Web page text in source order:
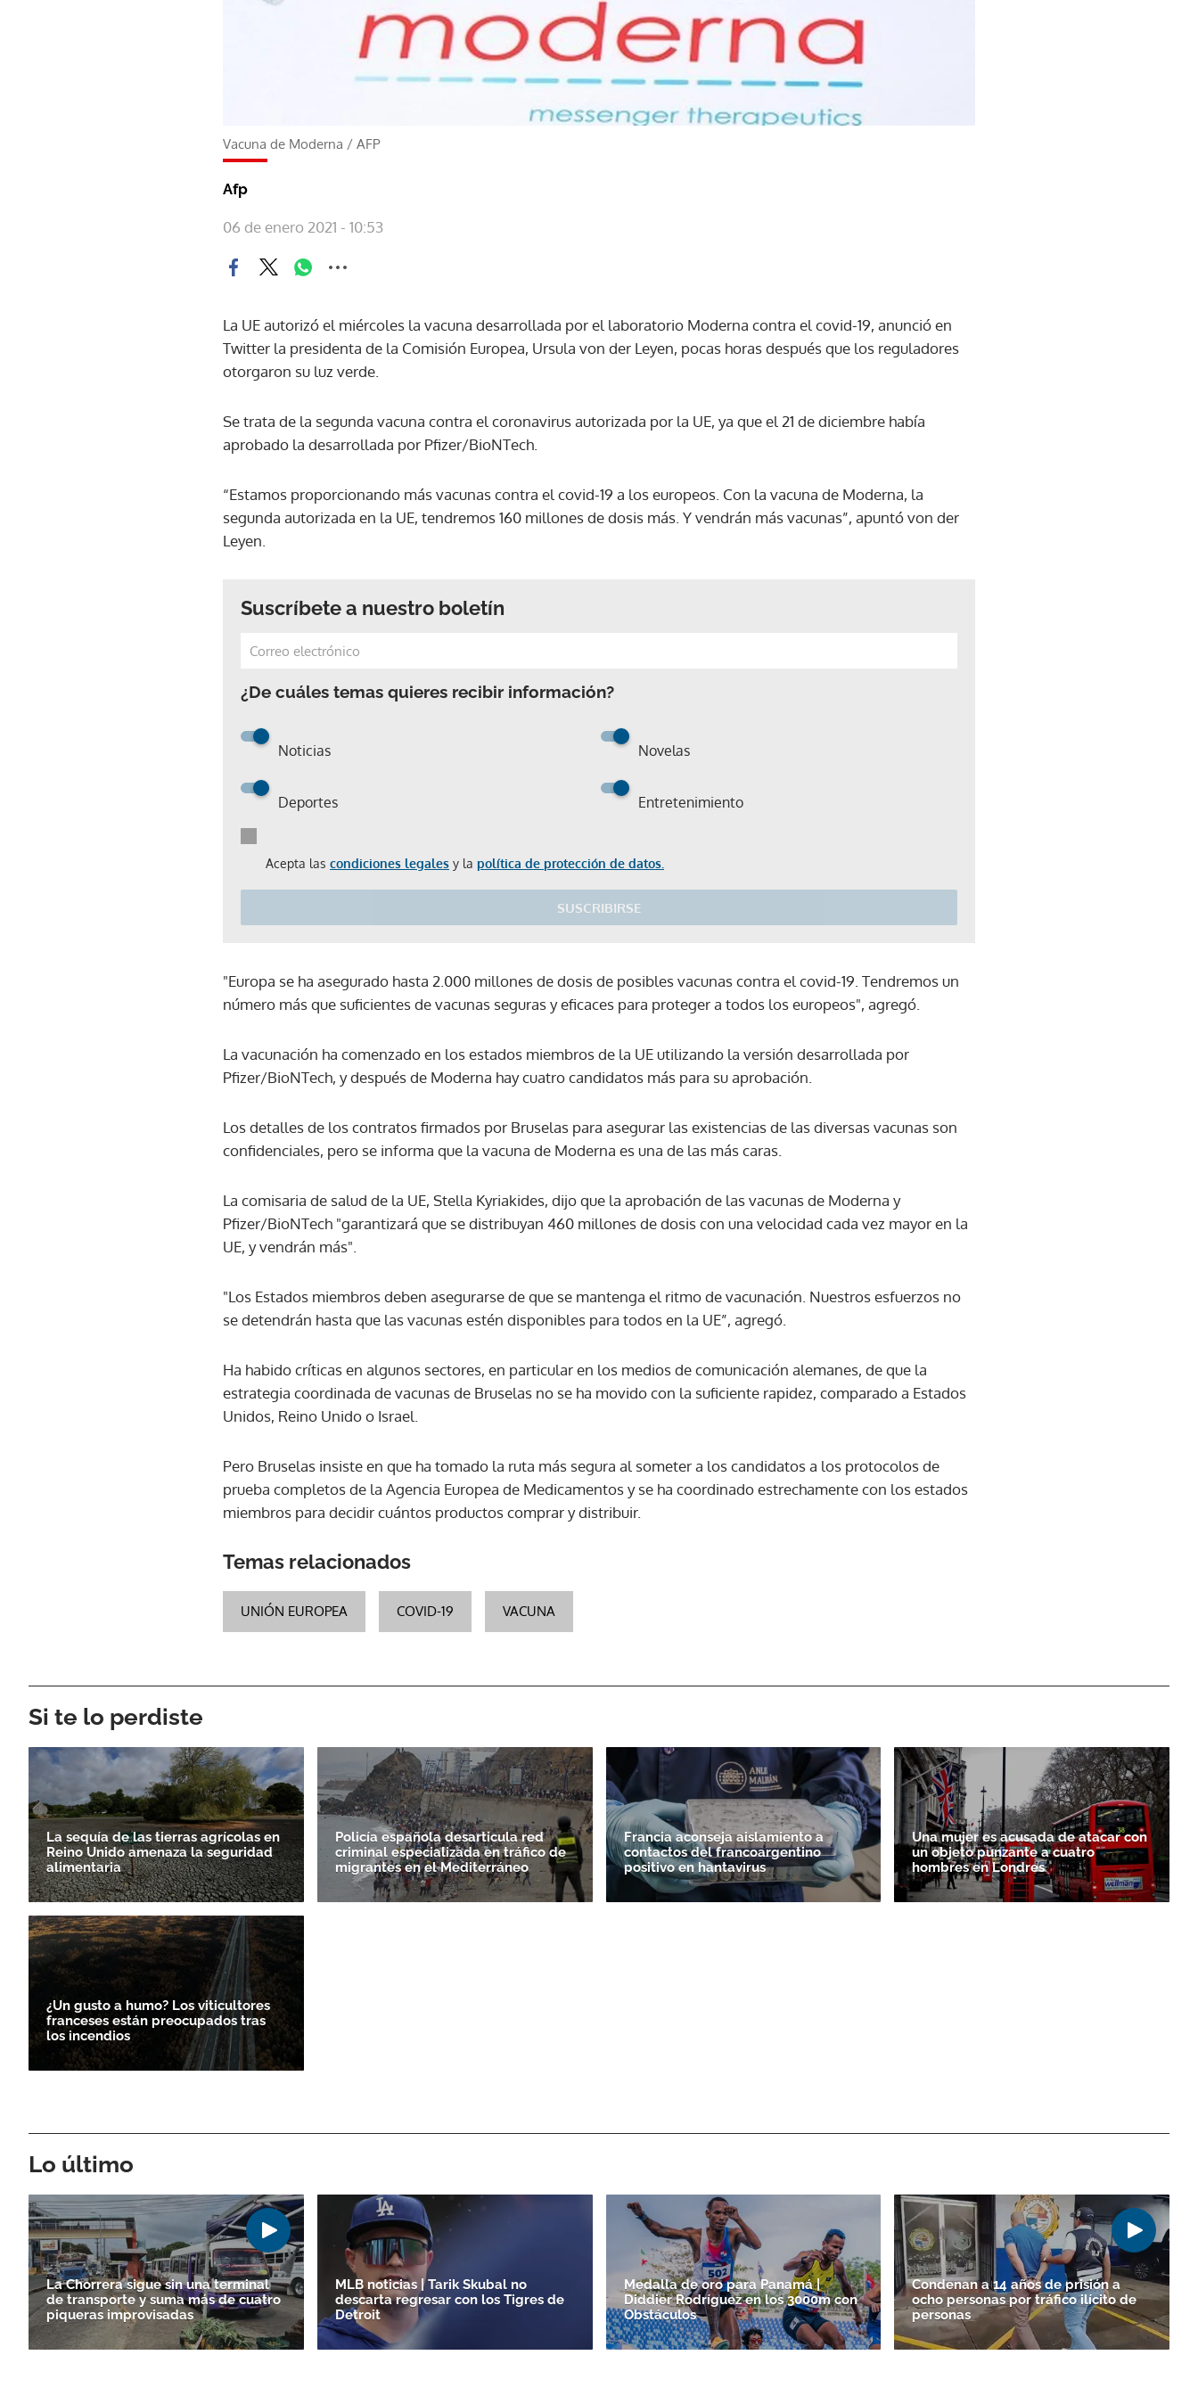
Vacuna de Moderna / AFP
Afp
06 de enero 2021 - 10:53
La UE autorizó el miércoles la vacuna desarrollada por el laboratorio Moderna contra el covid-19, anunció en
Twitter la presidenta de la Comisión Europea, Ursula von der Leyen, pocas horas después que los reguladores
otorgaron su luz verde.
Se trata de la segunda vacuna contra el coronavirus autorizada por la UE, ya que el 21 de diciembre había
aprobado la desarrollada por Pfizer/BioNTech.
“Estamos proporcionando más vacunas contra el covid-19 a los europeos. Con la vacuna de Moderna, la
segunda autorizada en la UE, tendremos 160 millones de dosis más. Y vendrán más vacunas”, apuntó von der
Leyen.
Suscríbete a nuestro boletín
¿De cuáles temas quieres recibir información?
Noticias Novelas
Deportes Entretenimiento
Acepta las condiciones legales y la política de protección de datos.
SUSCRIBIRSE
Gracias por suscribirte a nuestro boletín.
"Europa se ha asegurado hasta 2.000 millones de dosis de posibles vacunas contra el covid-19. Tendremos un
número más que suficientes de vacunas seguras y eficaces para proteger a todos los europeos", agregó.
La vacunación ha comenzado en los estados miembros de la UE utilizando la versión desarrollada por
Pfizer/BioNTech, y después de Moderna hay cuatro candidatos más para su aprobación.
Los detalles de los contratos firmados por Bruselas para asegurar las existencias de las diversas vacunas son
confidenciales, pero se informa que la vacuna de Moderna es una de las más caras.
La comisaria de salud de la UE, Stella Kyriakides, dijo que la aprobación de las vacunas de Moderna y
Pfizer/BioNTech "garantizará que se distribuyan 460 millones de dosis con una velocidad cada vez mayor en la
UE, y vendrán más".
"Los Estados miembros deben asegurarse de que se mantenga el ritmo de vacunación. Nuestros esfuerzos no
se detendrán hasta que las vacunas estén disponibles para todos en la UE”, agregó.
Ha habido críticas en algunos sectores, en particular en los medios de comunicación alemanes, de que la
estrategia coordinada de vacunas de Bruselas no se ha movido con la suficiente rapidez, comparado a Estados
Unidos, Reino Unido o Israel.
Pero Bruselas insiste en que ha tomado la ruta más segura al someter a los candidatos a los protocolos de
prueba completos de la Agencia Europea de Medicamentos y se ha coordinado estrechamente con los estados
miembros para decidir cuántos productos comprar y distribuir.
Temas relacionados
UNIÓN EUROPEA COVID-19 VACUNA
Si te lo perdiste
La sequía de las tierras agrícolas en
Reino Unido amenaza la seguridad
alimentaria
Policía española desarticula red
criminal especializada en tráfico de
migrantes en el Mediterráneo
Francia aconseja aislamiento a
contactos del francoargentino
positivo en hantavirus
Una mujer es acusada de atacar con
un objeto punzante a cuatro
hombres en Londres
¿Un gusto a humo? Los viticultores
franceses están preocupados tras
los incendios
Lo último
La Chorrera sigue sin una terminal
de transporte y suma más de cuatro
piqueras improvisadas
MLB noticias | Tarik Skubal no
descarta regresar con los Tigres de
Detroit
Medalla de oro para Panamá |
Diddier Rodríguez en los 3000m con
Obstáculos
Condenan a 14 años de prisión a
ocho personas por tráfico ilícito de
personas